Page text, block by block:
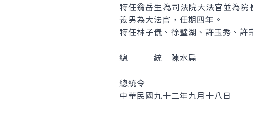
特任翁岳生為司法院大法官並為
義男為大法官，任期四年。
特任林子儀、徐璧湖、許玉秀、許
總 統 陳水扁
總統令
中華民國九十二年九月十八日